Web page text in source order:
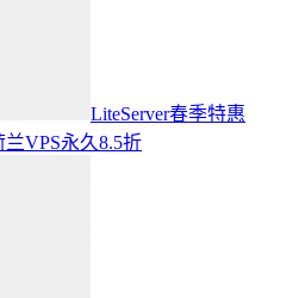
LiteServer春季特惠
VPS永久8.5折